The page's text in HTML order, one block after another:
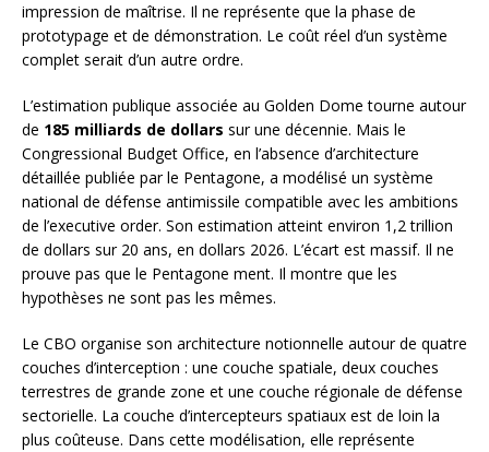
impression de maîtrise. Il ne représente que la phase de
prototypage et de démonstration. Le coût réel d’un système
complet serait d’un autre ordre.
L’estimation publique associée au Golden Dome tourne autour
de 185 milliards de dollars sur une décennie. Mais le
Congressional Budget Office, en l’absence d’architecture
détaillée publiée par le Pentagone, a modélisé un système
national de défense antimissile compatible avec les ambitions
de l’executive order. Son estimation atteint environ 1,2 trillion
de dollars sur 20 ans, en dollars 2026. L’écart est massif. Il ne
prouve pas que le Pentagone ment. Il montre que les
hypothèses ne sont pas les mêmes.
Le CBO organise son architecture notionnelle autour de quatre
couches d’interception : une couche spatiale, deux couches
terrestres de grande zone et une couche régionale de défense
sectorielle. La couche d’intercepteurs spatiaux est de loin la
plus coûteuse. Dans cette modélisation, elle représente